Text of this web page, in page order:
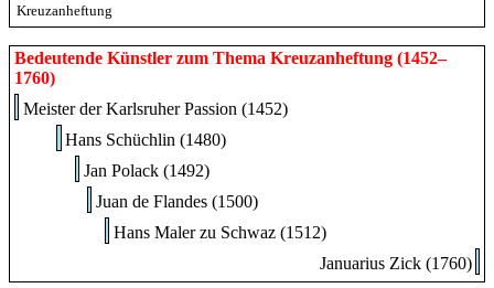
Kreuzanheftung
Bedeutende Künstler zum Thema Kreuzanheftung (1452–
1760)
Meister der Karlsruher Passion (1452)
Hans Schüchlin (1480)
Jan Polack (1492)
Juan de Flandes (1500)
Hans Maler zu Schwaz (1512)
Januarius Zick (1760)